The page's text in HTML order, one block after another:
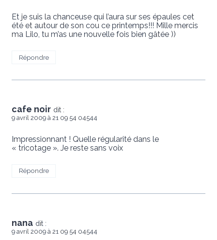
Et je suis la chanceuse qui l’aura sur ses épaules cet
été et autour de son cou ce printemps!!! Mille mercis
ma Lilo, tu m’as une nouvelle fois bien gâtée ))
Répondre
cafe noir dit :
9 avril 2009 à 21 09 54 04544
Impressionnant ! Quelle régularité dans le
« tricotage ». Je reste sans voix
Répondre
nana dit :
9 avril 2009 à 21 09 54 04544